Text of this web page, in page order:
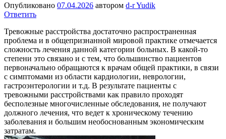
Опубликовано 07.04.2026 автором d-r Yudik
Ответить
Тревожные расстройства достаточно распространенная
проблема и в общепризнанной мировой практике отмечается
сложность лечения данной категории больных. В какой-то
степени это связано и с тем, что большинство пациентов
первоначально обращаются к врачам общей практики, в связи
с симптомами из области кардиологии, неврологии,
гастроэнтерологии и т.д. В результате пациенты с
тревожными расстройствами как правило проходят
бесполезные многочисленные обследования, не получают
должного лечения, что ведет к хроническому течению
заболевания и большим необоснованным экономическим
затратам.